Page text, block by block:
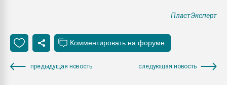
ПластЭксперт
предыдущая новость следующая новость